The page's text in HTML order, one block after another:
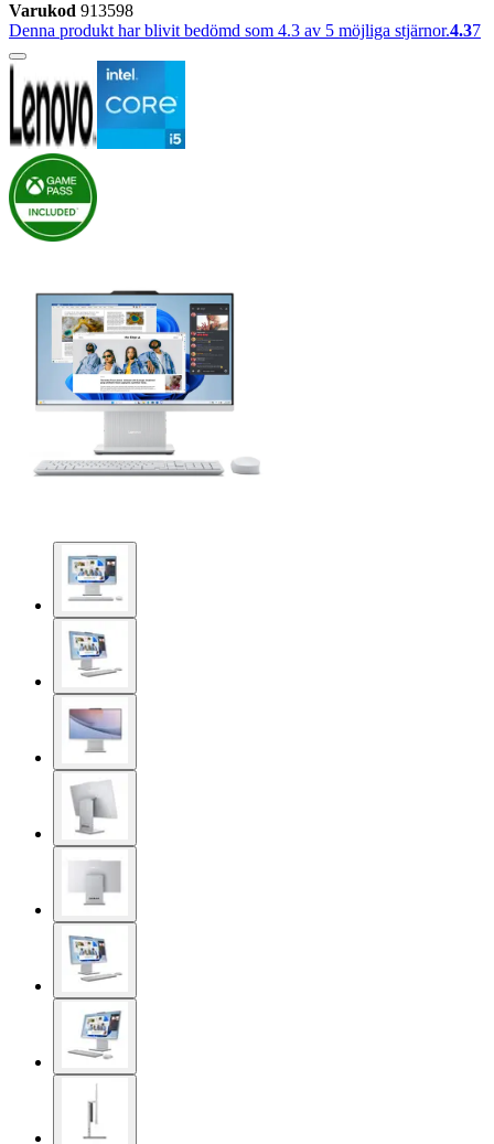
Varukod 913598
Denna produkt har blivit bedömd som 4.3 av 5 möjliga stjärnor.4.37